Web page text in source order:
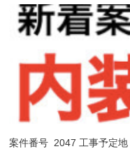
案件番号 2047 工事予定